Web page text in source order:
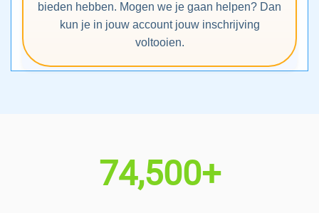
bieden hebben. Mogen we je gaan helpen? Dan
kun je in jouw account jouw inschrijving
voltooien.
74,500+